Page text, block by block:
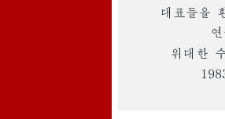
대표들을
위대한